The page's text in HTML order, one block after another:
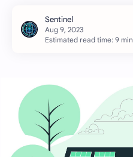
Estimated read time: 9 min